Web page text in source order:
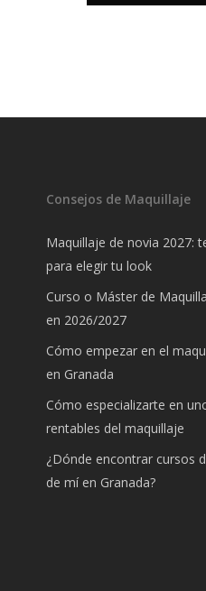
Consejos de Maquillaje
Maquillaje de novia 2027:
para elegir tu look
Curso o Máster de
en 2026/2027
Cómo empezar en el
en Granada
Cómo especializarte en
rentables del maquillaje
¿Dónde encontrar cursos
de mí en Granada?